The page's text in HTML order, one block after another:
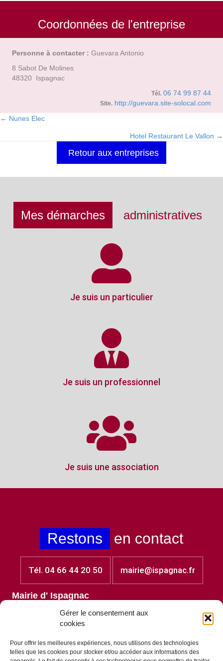
Gérer le consentement aux
cookies
Pour offrir les meilleures expériences, nous utilisons des technologies
telles que les cookies pour stocker et/ou accéder aux informations des
Coordonnées de l'entreprise
Personne à contacter : Guevara Antonio
8 Sabot De Molines
48320 Ispagnac
Tél. 06 74 99 87 44
Site. http://guevara.site-solocal.com
Posts
navigation
← Nunes Elec
Hotel Restaurant Le Vallon →
Retour aux entreprises
Mes démarches administratives
Je suis un particulier
Je suis un professionnel
Je suis une association
Restons en contact
Tél. 04 66 44 20 50 mairie@ispagnac.fr
Mairie d' Ispagnac
48320 Ispagnac
Lundi et mardi : 8h30 - 12h00
17h30
Vendredi : 8h30 - 12h00 et 13h30 - 17h00